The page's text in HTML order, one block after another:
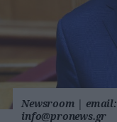
Newsroom | email:
info@pronews.gr